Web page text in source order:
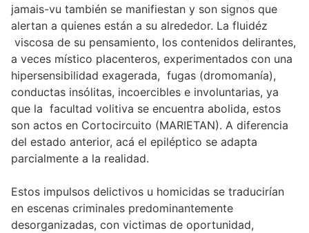
jamais-vu también se manifiestan y son signos que
alertan a quienes están a su alrededor. La fluidéz
viscosa de su pensamiento, los contenidos delirantes,
a veces místico placenteros, experimentados con una
hipersensibilidad exagerada, fugas (dromomanía),
conductas insólitas, incoercibles e involuntarias, ya
que la facultad volitiva se encuentra abolida, estos
son actos en Cortocircuito (MARIETAN). A diferencia
del estado anterior, acá el epiléptico se adapta
parcialmente a la realidad.
Estos impulsos delictivos u homicidas se traducirían
en escenas criminales predominantemente
desorganizadas, con victimas de oportunidad,